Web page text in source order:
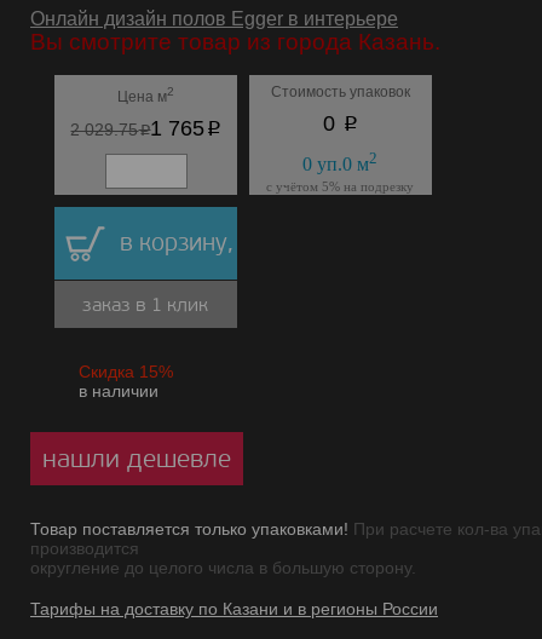
Онлайн дизайн полов Egger в интерьере
Вы смотрите товар из города Казань.
Цена м2
2 029.75p1 765p
Стоимость упаковок
0 p
0 уп.0 м2
с учётом 5% на подрезку
в корзину,
заказ в 1 клик
Скидка 15%
в наличии
нашли дешевле
Товар поставляется только упаковками! При расчете кол-ва
производится
округление до целого числа в большую сторону.
Тарифы на доставку по Казани и в регионы России